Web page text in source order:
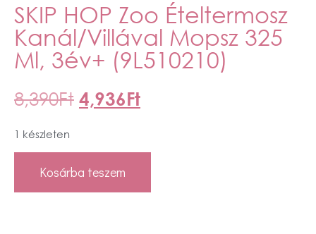
SKIP HOP Zoo Ételtermosz
Kanál/villával Mopsz 325
Ml, 3év+ (9L510210)
8,390Ft 4,936Ft
1 készleten
Kosárba teszem